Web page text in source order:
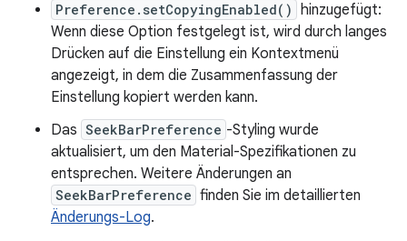
Preference.setCopyingEnabled() hinzugefügt:
Wenn diese Option festgelegt ist, wird durch langes
Drücken auf die Einstellung ein Kontextmenü
angezeigt, in dem die Zusammenfassung der
Einstellung kopiert werden kann.
Das SeekBarPreference -Styling wurde
aktualisiert, um den Material-Spezifikationen zu
entsprechen. Weitere Änderungen an
SeekBarPreference finden Sie im detaillierten
Änderungs-Log.